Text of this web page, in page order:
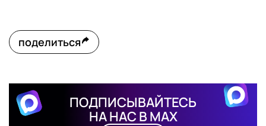
поделиться
ПОДПИСЫВАЙТЕСЬ
НА НАС В MAX